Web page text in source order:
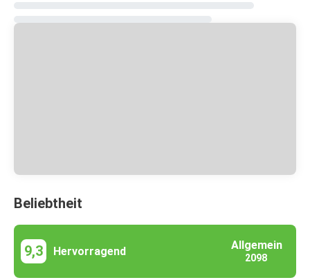
Beliebtheit
9,3 Hervorragend Allgemein
2098